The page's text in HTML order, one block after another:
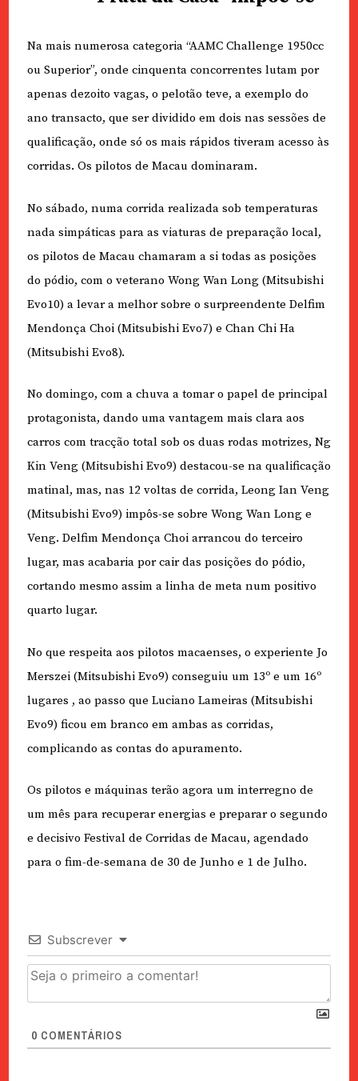
Na mais numerosa categoria “AAMC Challenge 1950cc
ou Superior”, onde cinquenta concorrentes lutam por
apenas dezoito vagas, o pelotão teve, a exemplo do
ano transacto, que ser dividido em dois nas sessões de
qualificação, onde só os mais rápidos tiveram acesso às
corridas. Os pilotos de Macau dominaram.
No sábado, numa corrida realizada sob temperaturas
nada simpáticas para as viaturas de preparação local,
os pilotos de Macau chamaram a si todas as posições
do pódio, com o veterano Wong Wan Long (Mitsubishi
Evo10) a levar a melhor sobre o surpreendente Delfim
Mendonça Choi (Mitsubishi Evo7) e Chan Chi Ha
(Mitsubishi Evo8).
No domingo, com a chuva a tomar o papel de principal
protagonista, dando uma vantagem mais clara aos
carros com tracção total sob os duas rodas motrizes, Ng
Kin Veng (Mitsubishi Evo9) destacou-se na qualificação
matinal, mas, nas 12 voltas de corrida, Leong Ian Veng
(Mitsubishi Evo9) impôs-se sobre Wong Wan Long e
Veng. Delfim Mendonça Choi arrancou do terceiro
lugar, mas acabaria por cair das posições do pódio,
cortando mesmo assim a linha de meta num positivo
quarto lugar.
No que respeita aos pilotos macaenses, o experiente Jo
Merszei (Mitsubishi Evo9) conseguiu um 13º e um 16º
lugares , ao passo que Luciano Lameiras (Mitsubishi
Evo9) ficou em branco em ambas as corridas,
complicando as contas do apuramento.
Os pilotos e máquinas terão agora um interregno de
um mês para recuperar energias e preparar o segundo
e decisivo Festival de Corridas de Macau, agendado
para o fim-de-semana de 30 de Junho e 1 de Julho.
Subscrever
0 COMENTÁRIOS